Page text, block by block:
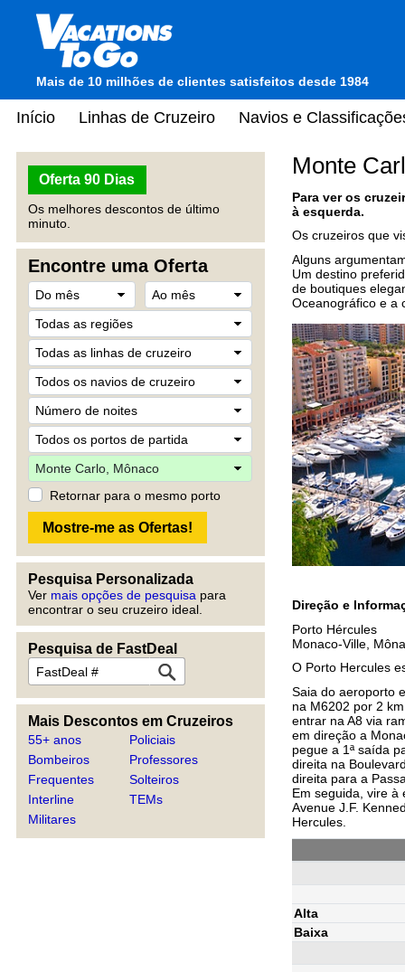
Mais de 10 milhões de clientes satisfeitos desde 1984
Início Linhas de Cruzeiro Navios e
Oferta 90 Dias
Os melhores descontos de último
minuto.
Encontre uma Oferta
Retornar para o mesmo porto
Pesquisa Personalizada
Ver mais opções de pesquisa para
encontrar o seu cruzeiro ideal.
Pesquisa de FastDeal
Mais Descontos em Cruzeiros
55+ anos
Bombeiros
Frequentes
Interline
Militares
Policiais
Professores
Solteiros
TEMs
Monte
Para ver os
à esquerda.
Os cruzeiros que
Alguns
Um destino
de boutiques
Oceanográfico e a
Direção e
Porto Hércules
Monaco-Ville,
O Porto Hercules
Saia do aeroporto
na M6202 por 2
entrar na A8 via
em direção a
pegue a 1ª saída
direita na
direita para a
Em seguida, vire à
Avenue J.F.
Hercules.
Alta
Baixa